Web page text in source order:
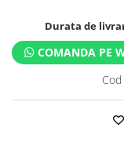
Durata de
COMANDA PE